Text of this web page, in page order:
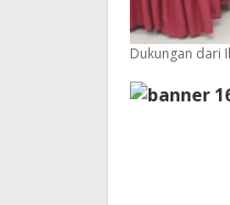
Dukungan dari